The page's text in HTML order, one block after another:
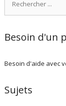
Besoin d'un
Besoin d'aide avec
Sujets